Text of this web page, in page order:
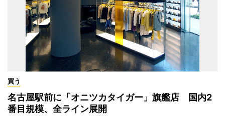
買う
名古屋駅前に「オニツカタイガー」旗艦店 国内2
番目規模、全ライン展開